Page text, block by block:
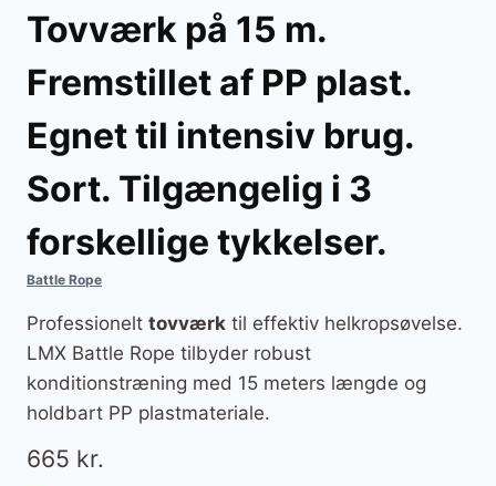
Tovværk på 15 m.
Fremstillet af PP plast.
Egnet til intensiv brug.
Sort. Tilgængelig i 3
forskellige tykkelser.
Battle Rope
Professionelt tovværk til effektiv helkropsøvelse.
LMX Battle Rope tilbyder robust
konditionstræning med 15 meters længde og
holdbart PP plastmateriale.
665 kr.